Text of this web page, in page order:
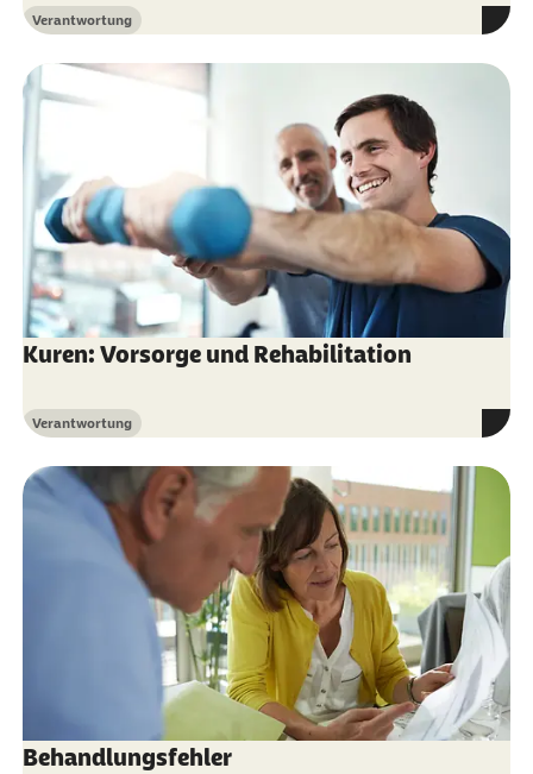
Kategorie
Verantwortung
Kuren: Vorsorge und Rehabilitation
Kategorie
Verantwortung
Behandlungsfehler